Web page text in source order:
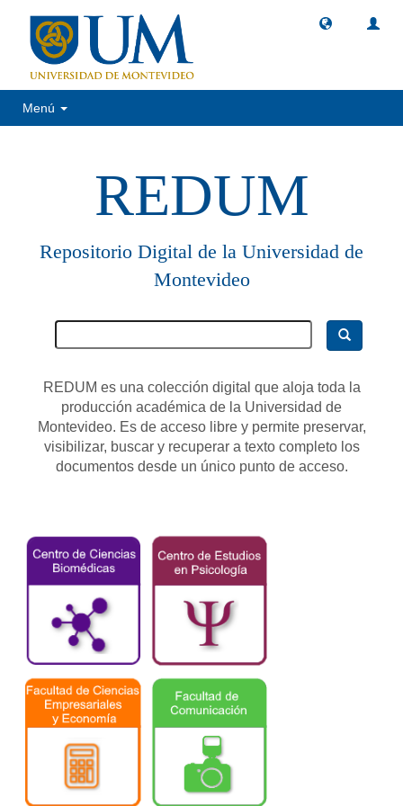
Menú
REDUM
Repositorio Digital de la Universidad de
Montevideo
REDUM es una colección digital que aloja toda la
producción académica de la Universidad de
Montevideo. Es de acceso libre y permite preservar,
visibilizar, buscar y recuperar a texto completo los
documentos desde un único punto de acceso.